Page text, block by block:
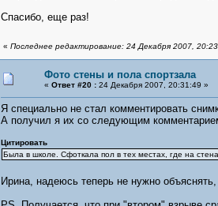
Спасибо, еще раз!
« Последнее редактирование: 24 Декабря 2007,
Фото стены и пола спортзала
« Ответ #20 : 24 Декабря 2007, 20:31:49 »
Я специально не стал комментировать
А получил я их со следующим
Цитировать
Была в школе. Сфоткала пол в тех местах, где на
Ирина, надеюсь теперь не нужно